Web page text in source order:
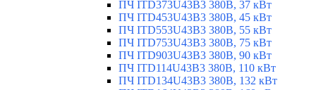
ПЧ ITD373U43B3 380В, 37 кВт
ПЧ ITD453U43B3 380В, 45 кВт
ПЧ ITD553U43B3 380В, 55 кВт
ПЧ ITD753U43B3 380В, 75 кВт
ПЧ ITD903U43B3 380В, 90 кВт
ПЧ ITD114U43B3 380В, 110 кВт
ПЧ ITD134U43B3 380В, 132 кВт